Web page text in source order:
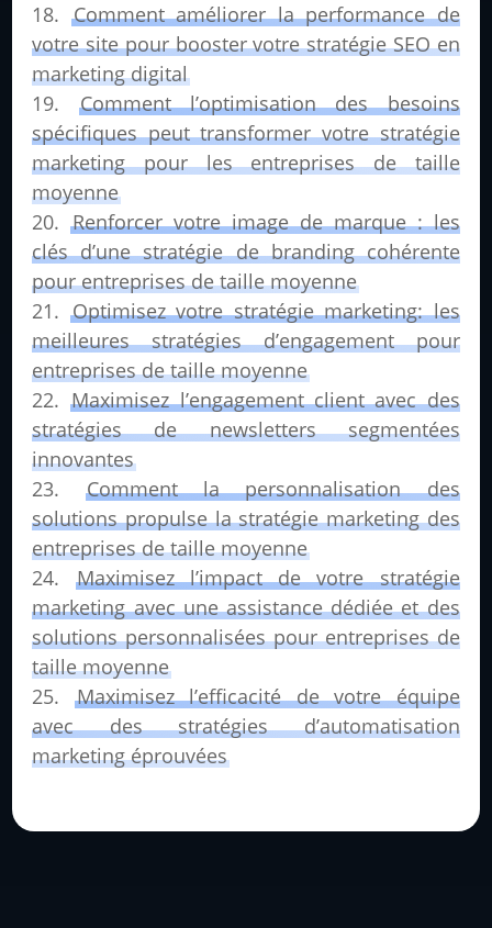
Comment améliorer la performance de
votre site pour booster votre stratégie SEO en
marketing digital
Comment l’optimisation des besoins
spécifiques peut transformer votre stratégie
marketing pour les entreprises de taille
moyenne
Renforcer votre image de marque : les
clés d’une stratégie de branding cohérente
pour entreprises de taille moyenne
Optimisez votre stratégie marketing: les
meilleures stratégies d’engagement pour
entreprises de taille moyenne
Maximisez l’engagement client avec des
stratégies de newsletters segmentées
innovantes
Comment la personnalisation des
solutions propulse la stratégie marketing des
entreprises de taille moyenne
Maximisez l’impact de votre stratégie
marketing avec une assistance dédiée et des
solutions personnalisées pour entreprises de
taille moyenne
Maximisez l’efficacité de votre équipe
avec des stratégies d’automatisation
marketing éprouvées